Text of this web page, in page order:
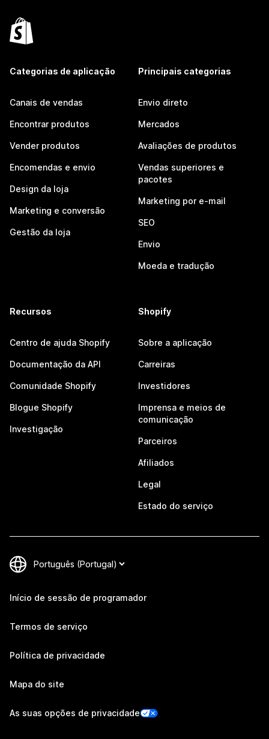
Categorias de aplicação
Canais de vendas
Encontrar produtos
Vender produtos
Encomendas e envio
Design da loja
Marketing e conversão
Gestão da loja
Principais categorias
Envio direto
Mercados
Avaliações de produtos
Vendas superiores e
pacotes
Marketing por e-mail
SEO
Envio
Moeda e tradução
Recursos
Centro de ajuda Shopify
Documentação da API
Comunidade Shopify
Blogue Shopify
Investigação
Shopify
Sobre a aplicação
Carreiras
Investidores
Imprensa e meios de
comunicação
Parceiros
Afiliados
Legal
Estado do serviço
Início de sessão de programador
Termos de serviço
Política de privacidade
Mapa do site
As suas opções de privacidade